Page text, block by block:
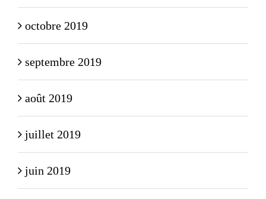
octobre 2019
septembre 2019
août 2019
juillet 2019
juin 2019